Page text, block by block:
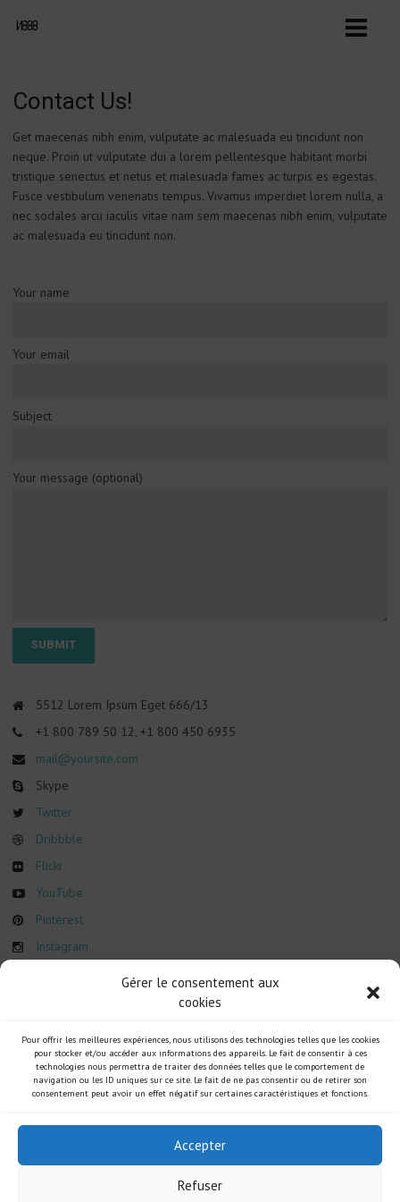
Gérer le consentement aux
cookies
Pour offrir les meilleures expériences, nous utilisons des technologies telles que les cookies
pour stocker et/ou accéder aux informations des appareils. Le fait de consentir à ces
technologies nous permettra de traiter des données telles que le comportement de
navigation ou les ID uniques sur ce site. Le fait de ne pas consentir ou de retirer son
consentement peut avoir un effet négatif sur certaines caractéristiques et fonctions.
Accepter
Refuser
Contact Us!
Get maecenas nibh enim, vulputate ac malesuada eu tincidunt non
neque. Proin ut vulputate dui a lorem pellentesque habitant morbi
tristique senectus et netus et malesuada fames ac turpis es egestas.
Fusce vestibulum venenatis tempus. Vivamus imperdiet lorem nulla, a
nec sodales arcu iaculis vitae nam sem maecenas nibh enim, vulputate
ac malesuada eu tincidunt non.
Your name
Your email
Subject
Your message (optional)
5512 Lorem Ipsum Eget 666/13
+1 800 789 50 12, +1 800 450 6935
mail@yoursite.com
Skype
Twitter
Dribbble
Flickr
YouTube
Pinterest
Instagram